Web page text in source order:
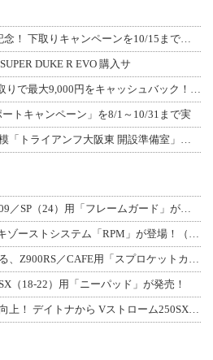
新型「RESO」インカム発売記念！ 下取りキャンペーンを10/15まで延長して開
DUKE R EVO 購入サ
B+COM 最新モデル購入・下取りで最大9,000円をキャッシュバック！「B+F
ートキャンペーン」を8/1～10/31まで実
【トライアンフ】関西最大規模「トライアンフ大阪東 開設準備室」がオープン！ 限定
マジカルレーシングから MT-09／SP（24）用「フレームガード」が登場！
RPM から ホンダ GROM用エキゾーストシステム「RPM」が登場！（動画あり
カスタムスプロケットを見せる、Z900RS／CAFE用「スプロケットカバーフルキ
（18-22）用「ニーパッド」が発売！
ゲル素材入りで快適＆足つき向上！ デイトナから Vストローム250SX用「快適ロ